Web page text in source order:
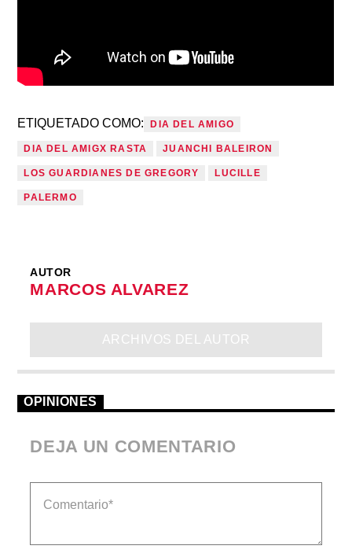
ETIQUETADO COMO: DIA DEL AMIGO
DIA DEL AMIGX RASTA JUANCHI BALEIRON
LOS GUARDIANES DE GREGORY LUCILLE
PALERMO
AUTOR
MARCOS ALVAREZ
ARCHIVOS DEL AUTOR
OPINIONES
DEJA UN COMENTARIO